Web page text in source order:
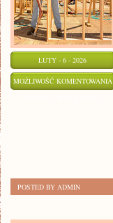
LUTY - 6 - 2026
MOŻLIWOŚĆ KOMENTOWANIA
POSTED BY ADMIN